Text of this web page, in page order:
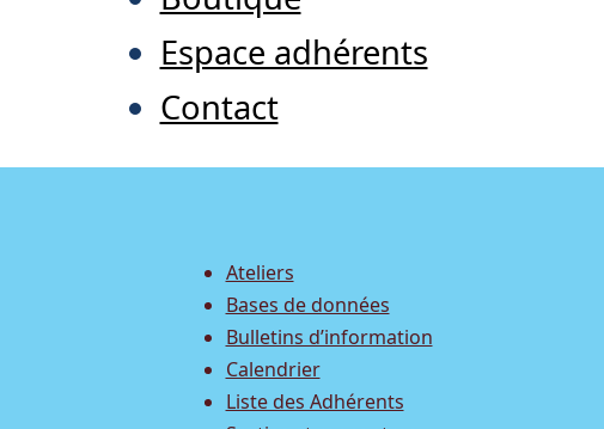
Espace adhérents
Contact
Ateliers
Bases de données
Bulletins d’information
Calendrier
Liste des Adhérents